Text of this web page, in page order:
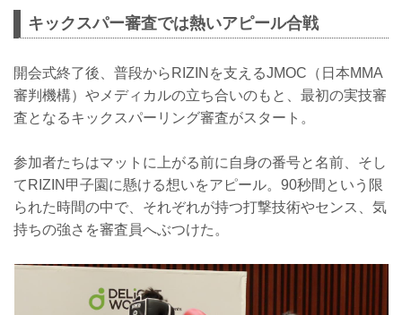
キックスパー審査では熱いアピール合戦
開会式終了後、普段からRIZINを支えるJMOC（日本MMA
審判機構）やメディカルの立ち合いのもと、最初の実技審
査となるキックスパーリング審査がスタート。
参加者たちはマットに上がる前に自身の番号と名前、そし
てRIZIN甲子園に懸ける想いをアピール。90秒間という限
られた時間の中で、それぞれが持つ打撃技術やセンス、気
持ちの強さを審査員へぶつけた。